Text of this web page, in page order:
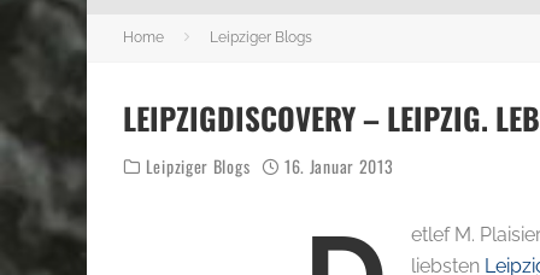
ALLE FLOHMARKT LEIPZIG
ALLE FLOHMARKT &
Home Leipziger Blogs
LEIPZIGDISCOVERY – LEIPZIG.
Leipziger Blogs 16. Januar 2013
etlef M.
liebsten